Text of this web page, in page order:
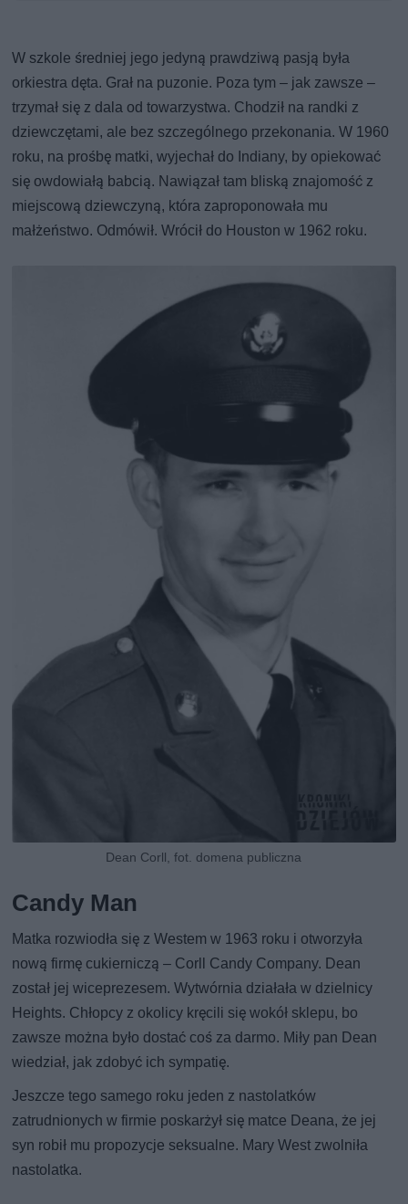
W szkole średniej jego jedyną prawdziwą pasją była
orkiestra dęta. Grał na puzonie. Poza tym – jak zawsze –
trzymał się z dala od towarzystwa. Chodził na randki z
dziewczętami, ale bez szczególnego przekonania. W 1960
roku, na prośbę matki, wyjechał do Indiany, by opiekować
się owdowiałą babcią. Nawiązał tam bliską znajomość z
miejscową dziewczyną, która zaproponowała mu
małżeństwo. Odmówił. Wrócił do Houston w 1962 roku.
Dean Corll, fot. domena publiczna
Candy Man
Matka rozwiodła się z Westem w 1963 roku i otworzyła
nową firmę cukierniczą – Corll Candy Company. Dean
został jej wiceprezesem. Wytwórnia działała w dzielnicy
Heights. Chłopcy z okolicy kręcili się wokół sklepu, bo
zawsze można było dostać coś za darmo. Miły pan Dean
wiedział, jak zdobyć ich sympatię.
Jeszcze tego samego roku jeden z nastolatków
zatrudnionych w firmie poskarżył się matce Deana, że jej
syn robił mu propozycje seksualne. Mary West zwolniła
nastolatka.